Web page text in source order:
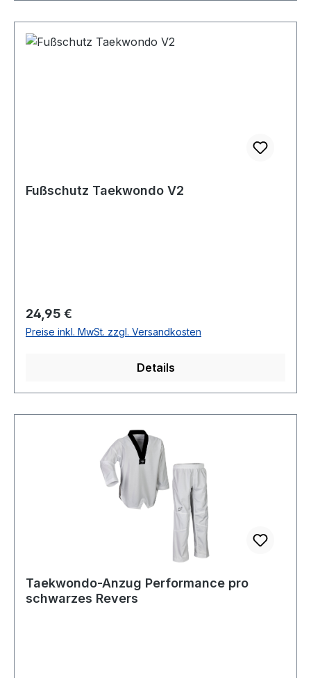
Fußschutz Taekwondo V2
Regulärer Preis:
24,95 €
Preise inkl. MwSt. zzgl. Versandkosten
Details
Taekwondo-Anzug Performance pro
schwarzes Revers